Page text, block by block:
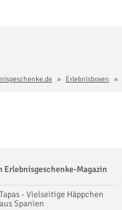
Erlebnisboxen
Erlebnisgeschenke-Magazin
Tapas - Vielseitige Häppchen
aus Spanien